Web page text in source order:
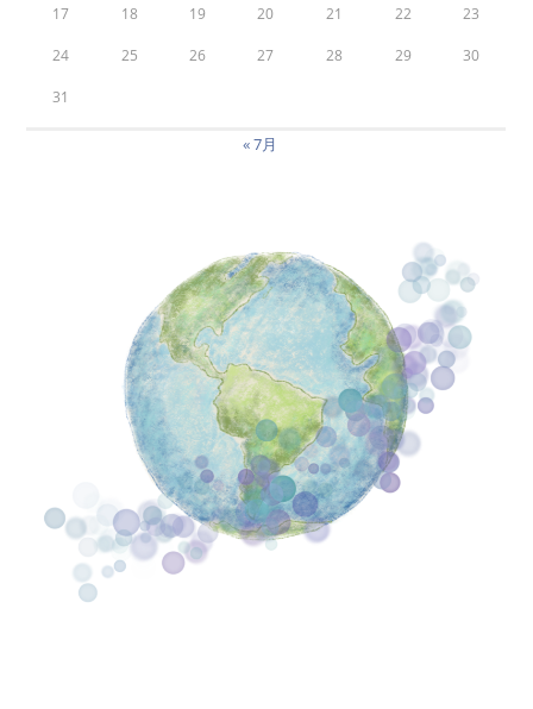
17 18 19 20 21 22 23
24 25 26 27 28 29 30
31
« 7月